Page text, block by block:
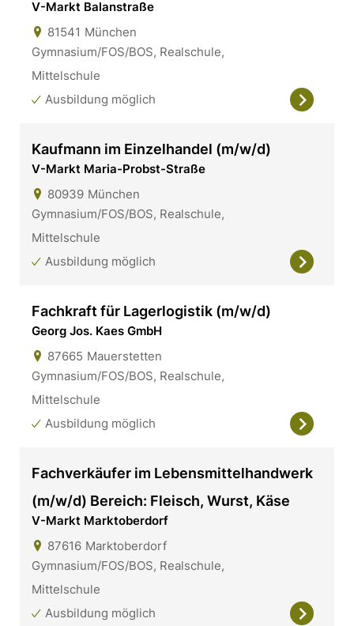
V-Markt Balanstraße
81541 München
Gymnasium/FOS/BOS, Realschule,
Mittelschule
Ausbildung möglich
Kaufmann im Einzelhandel (m/w/d)
V-Markt Maria-Probst-Straße
80939 München
Gymnasium/FOS/BOS, Realschule,
Mittelschule
Ausbildung möglich
Fachkraft für Lagerlogistik (m/w/d)
Georg Jos. Kaes GmbH
87665 Mauerstetten
Gymnasium/FOS/BOS, Realschule,
Mittelschule
Ausbildung möglich
Fachverkäufer im Lebensmittelhandwerk
(m/w/d) Bereich: Fleisch, Wurst, Käse
V-Markt Marktoberdorf
87616 Marktoberdorf
Gymnasium/FOS/BOS, Realschule,
Mittelschule
Ausbildung möglich